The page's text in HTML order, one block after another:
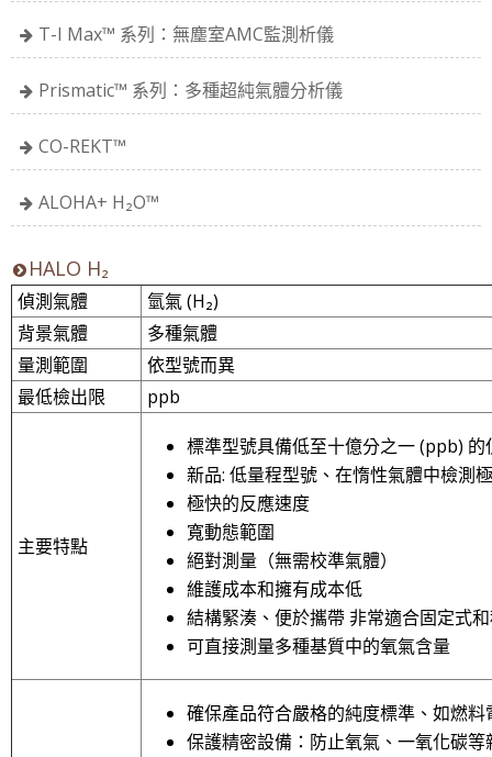
T-I Max™ 系列：無塵室AMC監測析儀
Prismatic™ 系列：多種超純氣體分析儀
CO-REKT™
ALOHA+ H₂O™
HALO H₂
偵測氣體 氫氣 (H₂)
背景氣體
多種氣體
量測範圍
依型號而異
最低檢出限
ppb
主要特點
標準型號具備低至十億分之一 (ppb) 的
新品: 低量程型號、在惰性氣體中檢測
極快的反應速度
寬動態範圍
絕對測量（無需校準氣體）
維護成本和擁有成本低
結構緊湊、便於攜帶 非常適合固定式
可直接測量多種基質中的氧氣含量
確保產品符合嚴格的純度標準、如燃料
保護精密設備：防止氧氣、一氧化碳等